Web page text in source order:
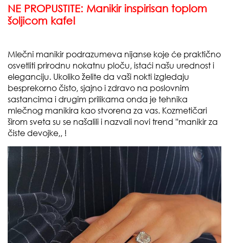
NE PROPUSTITE: Manikir inspirisan toplom
šoljicom kafe!
Mlečni manikir podrazumeva nijanse koje će praktično
osvetliti prirodnu nokatnu ploču, istaći našu urednost i
eleganciju. Ukoliko želite da vaši nokti izgledaju
besprekorno čisto, sjajno i zdravo na poslovnim
sastancima i drugim prilikama onda je tehnika
mlečnog manikira kao stvorena za vas. Kozmetičari
širom sveta su se našalili i nazvali novi trend ''manikir za
čiste devojke,, !